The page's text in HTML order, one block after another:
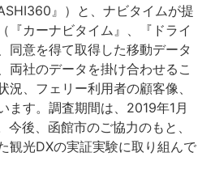
』）と、ナビタイムが提
『カーナビタイム』、『ドライ
同意を得て取得した移動データ
両社のデータを掛け合わせるこ
況、フェリー利用者の顧客像、
ます。調査期間は、2019年1月
後、函館市のご協力のもと、
観光DXの実証実験に取り組んで